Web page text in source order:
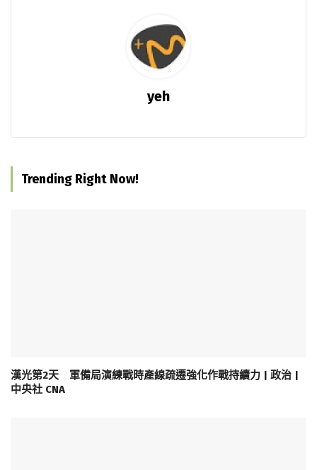
yeh
Trending Right Now!
漢光第2天 軍備局演練戰時產線疏遷強化作戰持續力 | 政治 |
中央社 CNA